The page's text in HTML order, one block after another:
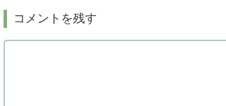
コメントを残す